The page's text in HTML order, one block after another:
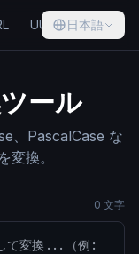
UUID Hash
日本語
ール
、PascalCase な
変換。
0 文字